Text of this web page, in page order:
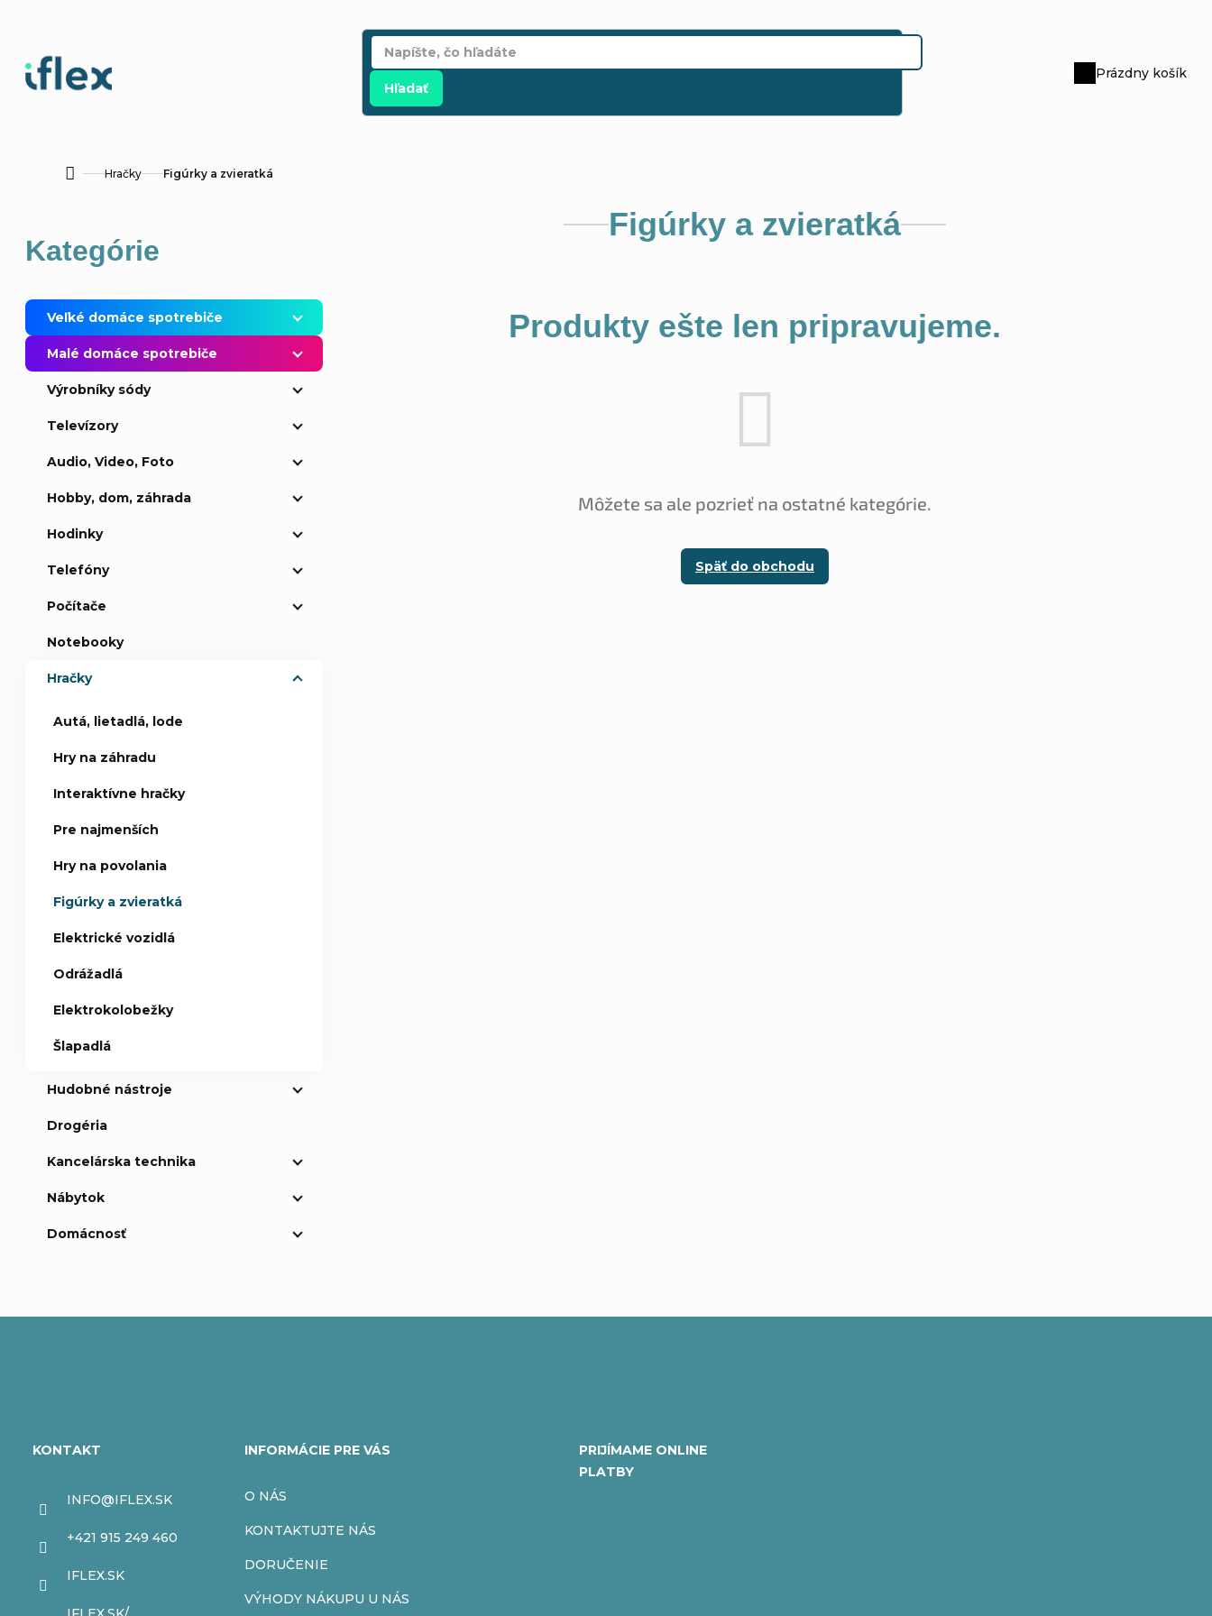
Hľadať
Nákupný
Prázdny košík
DomovHračky Figúrky a zvieratká
o
č
n
Preskočiť
kategórie
Kategórie
Veľké domáce spotrebiče
Malé domáce spotrebiče
Výrobníky sódy
Televízory
Audio, Video, Foto
Hobby, dom, záhrada
Hodinky
Telefóny
Počítače
Notebooky
Hračky
Autá, lietadlá, lode
Hry na záhradu
Interaktívne hračky
Pre najmenších
Hry na povolania
Figúrky a zvieratká
Elektrické vozidlá
Odrážadlá
Elektrokolobežky
Šlapadlá
Hudobné nástroje
Drogéria
Kancelárska technika
Nábytok
Domácnosť
Figúrky a zvieratká
Produkty ešte len pripravujeme.
Môžete sa ale pozrieť na ostatné kategórie.
Späť do obchodu
KONTAKT
INFO@IFLEX.SK
+421 915 249 460
IFLEX.SK
INFORMÁCIE PRE VÁS
O NÁS
KONTAKTUJTE NÁS
DORUČENIE
VÝHODY NÁKUPU U NÁS
PRIJÍMAME ONLINE
PLATBY